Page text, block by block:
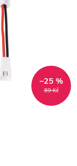
89 Kč
–25 %